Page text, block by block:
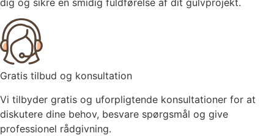
Gratis tilbud og konsultation
Vi tilbyder gratis og uforpligtende konsultationer for at
diskutere dine behov, besvare spørgsmål og give
professionel rådgivning.